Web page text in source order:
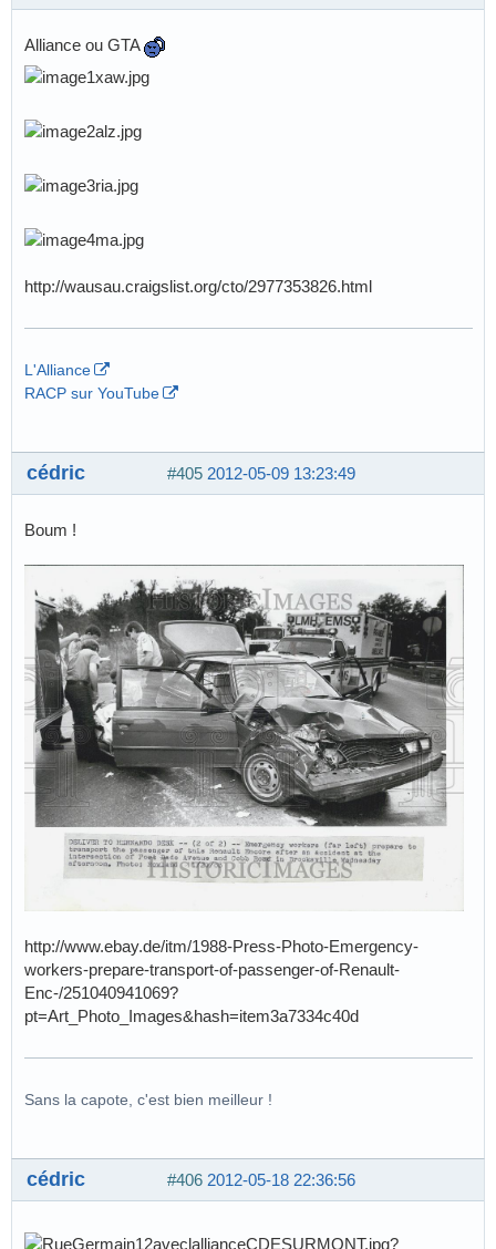
Alliance ou GTA
http://wausau.craigslist.org/cto/2977353826.html
L'Alliance
RACP sur YouTube
#405 2012-05-09 13:23:49
cédric
Boum !
http://www.ebay.de/itm/1988-Press-Photo-Emergency-
workers-prepare-transport-of-passenger-of-Renault-
Enc-/251040941069?
pt=Art_Photo_Images&hash=item3a7334c40d
Sans la capote, c'est bien meilleur !
#406 2012-05-18 22:36:56
cédric